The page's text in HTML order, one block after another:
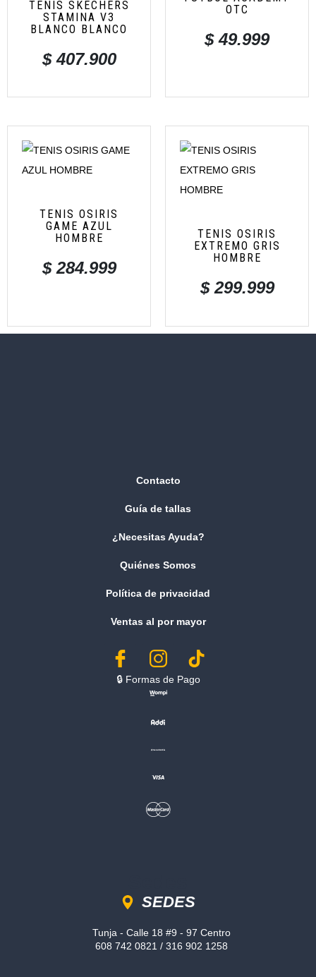
TENIS SKECHERS
STAMINA V3
BLANCO BLANCO
$407.900
OTC
$49.999
TENIS OSIRIS
GAME AZUL
HOMBRE
$284.999
TENIS OSIRIS
EXTREMO GRIS
HOMBRE
$299.999
Contacto
Guía de tallas
¿Necesitas Ayuda?
Quiénes Somos
Política de privacidad
Ventas al por mayor
🔒︎ Formas de Pago
SEDES
Tunja - Calle 18 #9 - 97 Centro
608 742 0821 / 316 902 1258